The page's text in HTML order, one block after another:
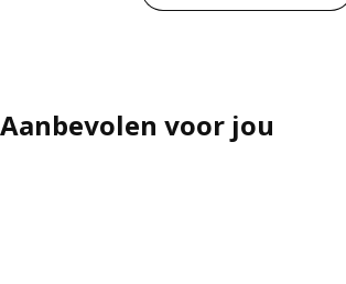
Aanbevolen voor jou